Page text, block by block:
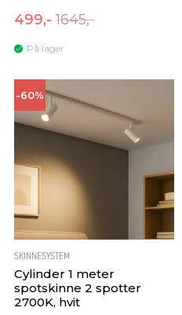
499,- 1645,-
På lager
-60%
SKINNESYSTEM
Cylinder 1 meter
spotskinne 2 spotter
2700K, hvit